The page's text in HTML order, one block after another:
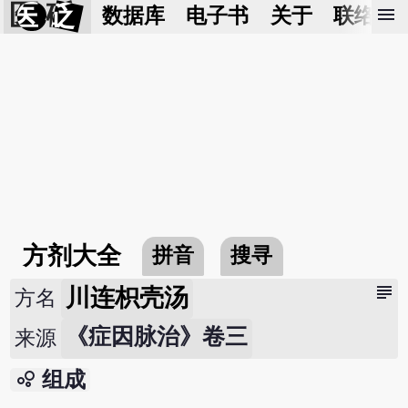
医 砭 数据库 电子书 关于 联络我
menu
方剂大全 拼音 搜寻
subject
方名 川连枳壳汤
来源 《症因脉治》卷三
bubble_chart 组成